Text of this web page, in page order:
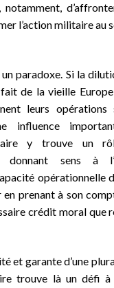
notamment,
l’action militaire au
un paradoxe. Si la
de la vieille
leurs
influence
y trouve un
donnant sens à
opérationnelle
en prenant à son
crédit moral que
et garante d’une
trouve là un défi